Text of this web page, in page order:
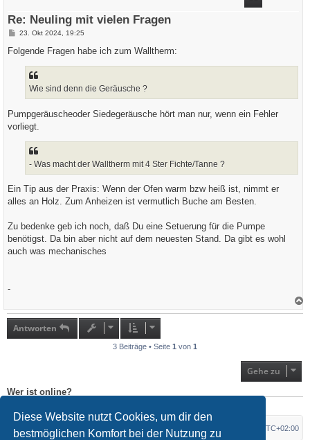
Diese Website nutzt Cookies, um dir den
bestmöglichen Komfort bei der Nutzung zu
Re: Neuling mit vielen Fragen
B
i
23. Okt 2024, 19:25
Folgende Fragen habe ich zum Walltherm:
Wie sind denn die Geräusche ?
Pumpgeräuscheoder Siedegeräusche hört man nur, wenn ein Fehler
vorliegt.
- Was macht der Walltherm mit 4 Ster Fichte/Tanne ?
Ein Tip aus der Praxis: Wenn der Ofen warm bzw heiß ist, nimmt er
alles an Holz. Zum Anheizen ist vermutlich Buche am Besten.
Zu bedenke geb ich noch, daß Du eine Setuerung für die Pumpe
benötigst. Da bin aber nicht auf dem neuesten Stand. Da gibt es wohl
auch was mechanisches
-
Antworten
3 Beiträge • Seite 1 von 1
Gehe zu
Wer ist online?
Foren-Übersicht UTC+02:00